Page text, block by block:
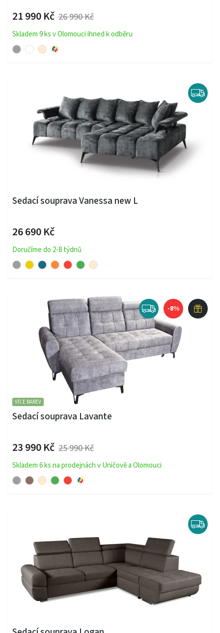
21 990 Kč 26 990 Kč
Skladem 9 ks v Olomouci ihned k odběru
Sedací souprava Vanessa new L
26 690 Kč
Doručíme do 2-8 týdnů
-8%
VÍCE BAREV
Sedací souprava Lavante
23 990 Kč 25 990 Kč
Skladem 6 ks na prodejnách v Uničově a Olomouci